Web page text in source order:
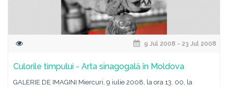
9 Jul 2008 - 23 Jul 2008
Culorile timpului - Arta sinagogală în Moldova
GALERIE DE IMAGINI Miercuri, 9 iulie 2008, la ora 13. 00, la